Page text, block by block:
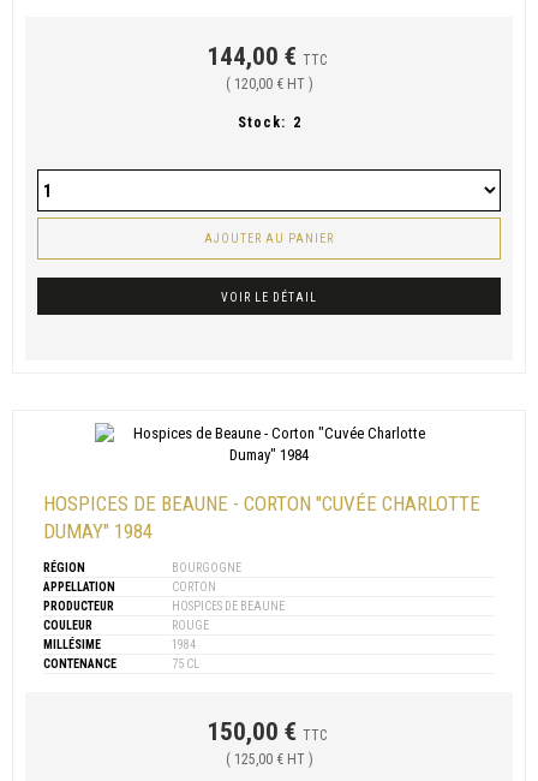
144,00 € TTC
( 120,00 € HT )
Stock: 2
AJOUTER AU PANIER
VOIR LE DÉTAIL
HOSPICES DE BEAUNE - CORTON "CUVÉE CHARLOTTE
DUMAY" 1984
RÉGION
BOURGOGNE
APPELLATION
CORTON
PRODUCTEUR
HOSPICES DE BEAUNE
COULEUR
ROUGE
MILLÉSIME
1984
CONTENANCE
75 CL
150,00 € TTC
( 125,00 € HT )